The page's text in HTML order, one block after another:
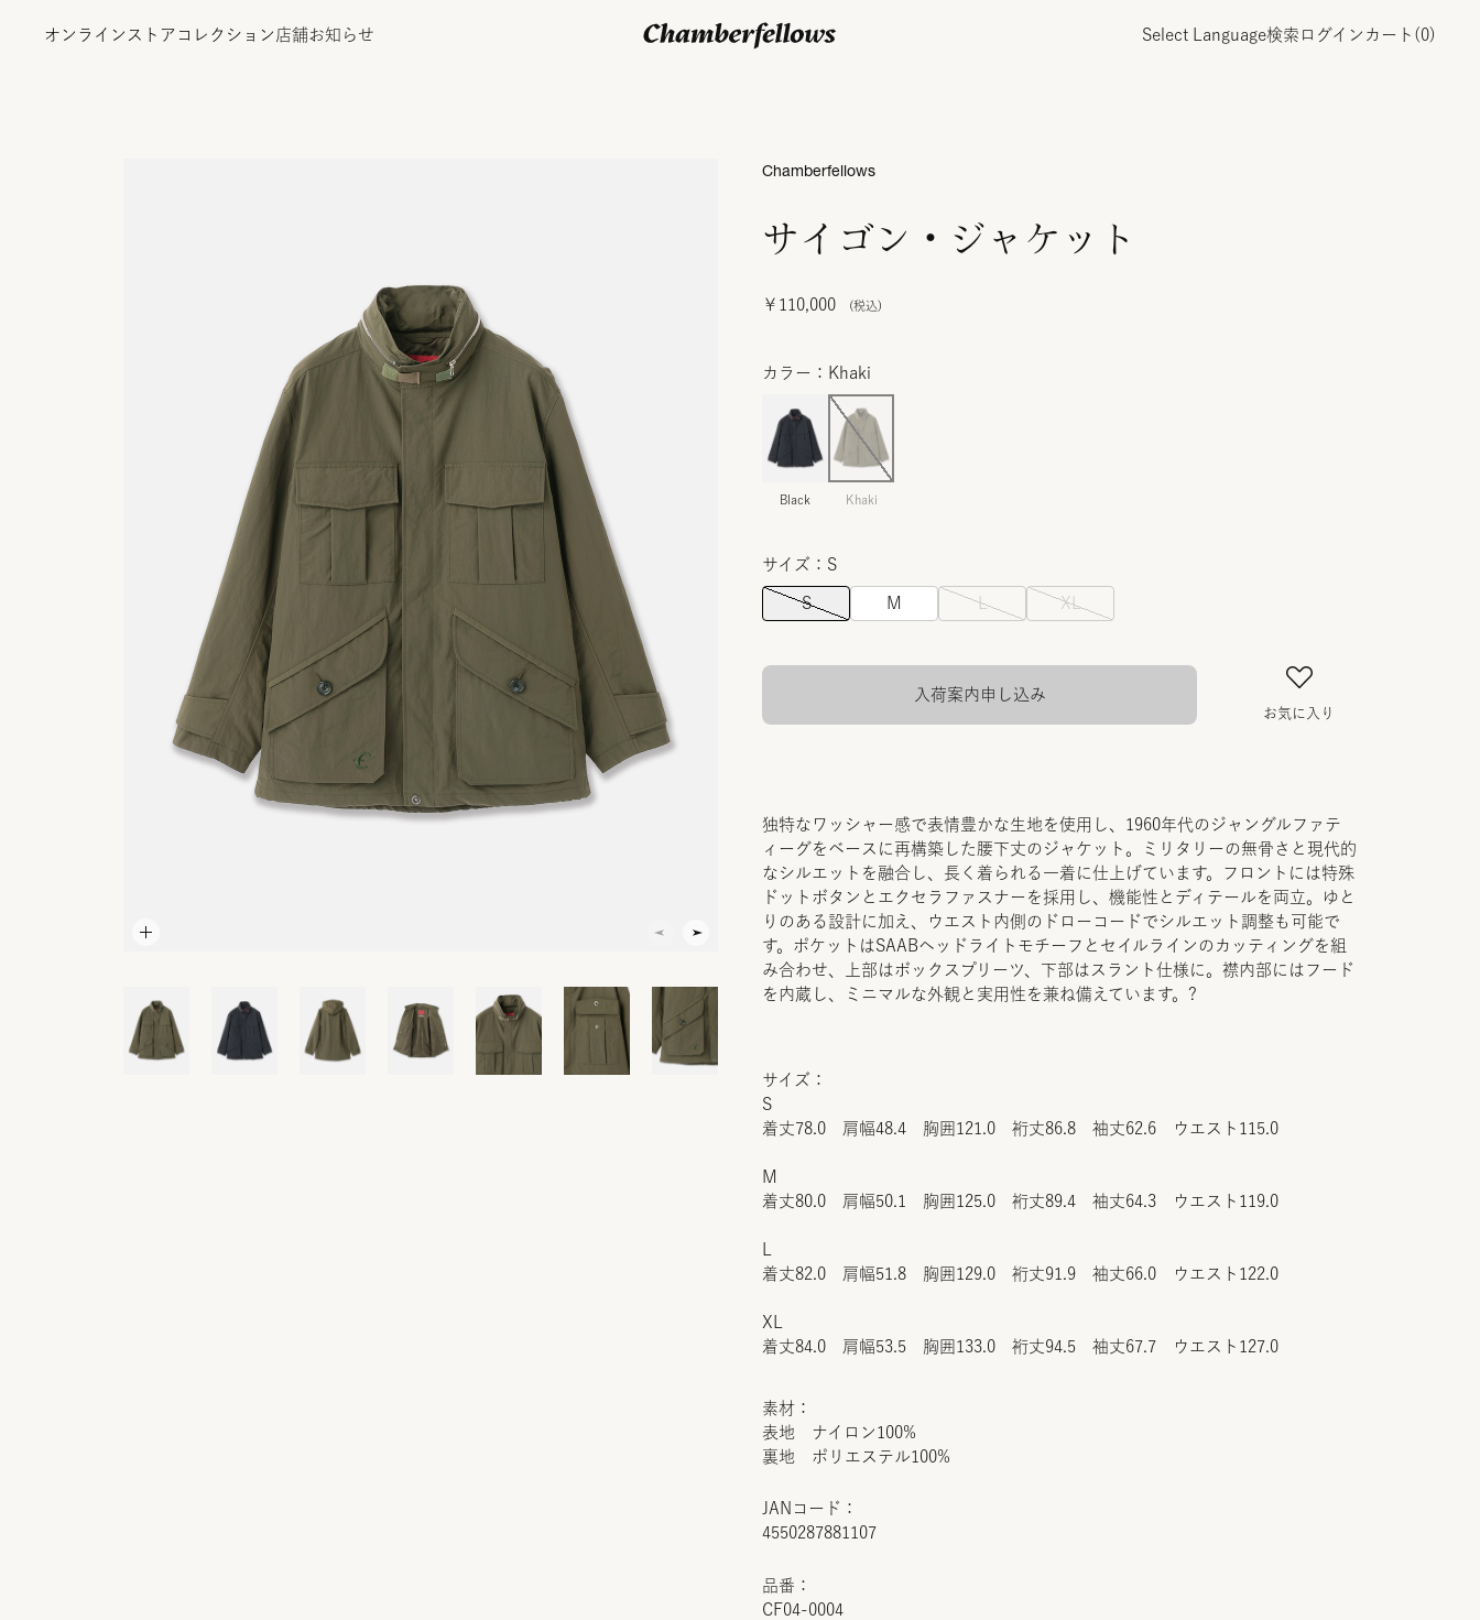
オンラインストア コレクション 店舗お知らせ Select Language検索 ログイン カート( 0)
サイゴン・ジャケット
￥110,000
JANコード：
4550287881107
品番：
CF04-0004
Chamberfellows
カラー：Khaki
Black Khaki
サイズ：S
S M L XL
お気に入り
入荷案内申し込み
独特なワッシャー感で表情豊かな生地を使用し、1960年代のジャングルファテ
ィーグをベースに再構築した腰下丈のジャケット。ミリタリーの無骨さと現代的
なシルエットを融合し、長く着られる一着に仕上げています。フロントには特殊
ドットボタンとエクセラファスナーを採用し、機能性とディテールを両立。ゆと
りのある設計に加え、ウエスト内側のドローコードでシルエット調整も可能で
す。ポケットはSAABヘッドライトモチーフとセイルラインのカッティングを組
み合わせ、上部はボックスプリーツ、下部はスラント仕様に。襟内部にはフード
を内蔵し、ミニマルな外観と実用性を兼ね備えています。?
サイズ：
S
着丈78.0 肩幅48.4 胸囲121.0 裄丈86.8 袖丈62.6 ウエスト115.0
M
着丈80.0 肩幅50.1 胸囲125.0 裄丈89.4 袖丈64.3 ウエスト119.0
着丈82.0 肩幅51.8 胸囲129.0 裄丈91.9 袖丈66.0 ウエスト122.0
XL
着丈84.0 肩幅53.5 胸囲133.0 裄丈94.5 袖丈67.7 ウエスト127.0
素材：
表地 ナイロン100%
裏地 ポリエステル100%